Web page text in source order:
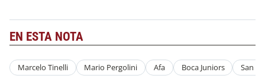
EN ESTA NOTA
Marcelo Tinelli Mario Pergolini Afa Boca Juniors San